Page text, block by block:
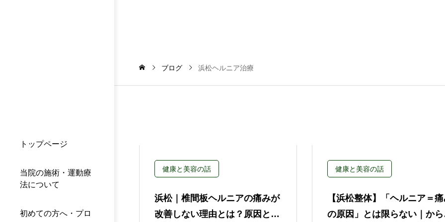
トップページ
当院の施術・運動療
法について
初めての方へ・プロ
ブログ 浜松ヘルニア治療
健康と美容の話
浜松｜椎間板ヘルニアの痛みが
改善しない理由とは？原因と整
健康と美容の話
【浜松整体】「ヘルニア＝
の原因」とは限らない｜か